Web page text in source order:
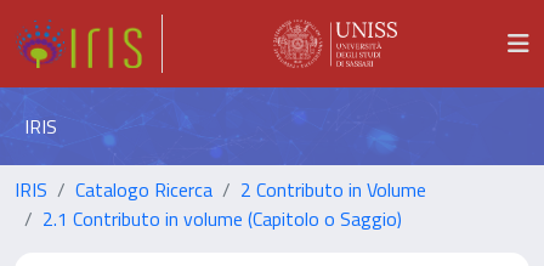
IRIS
IRIS Catalogo Ricerca
2 Contributo in Volume
2.1 Contributo in volume (Capitolo o Saggio)